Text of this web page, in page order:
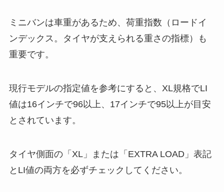
ミニバンは車重があるため、荷重指数（ロードイ
ンデックス。タイヤが支えられる重さの指標）も
重要です。
現行モデルの指定値を参考にすると、XL規格でLI
値は16インチで96以上、17インチで95以上が目安
とされています。
タイヤ側面の「XL」または「EXTRA LOAD」表記
とLI値の両方を必ずチェックしてください。